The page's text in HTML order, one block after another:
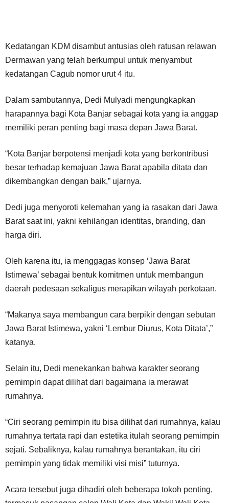
Kedatangan KDM disambut antusias oleh ratusan relawan
Dermawan yang telah berkumpul untuk menyambut
kedatangan Cagub nomor urut 4 itu.
Dalam sambutannya, Dedi Mulyadi mengungkapkan
harapannya bagi Kota Banjar sebagai kota yang ia anggap
memiliki peran penting bagi masa depan Jawa Barat.
“Kota Banjar berpotensi menjadi kota yang berkontribusi
besar terhadap kemajuan Jawa Barat apabila ditata dan
dikembangkan dengan baik,” ujarnya.
Dedi juga menyoroti kelemahan yang ia rasakan dari Jawa
Barat saat ini, yakni kehilangan identitas, branding, dan
harga diri.
Oleh karena itu, ia menggagas konsep ‘Jawa Barat
Istimewa’ sebagai bentuk komitmen untuk membangun
daerah pedesaan sekaligus merapikan wilayah perkotaan.
“Makanya saya membangun cara berpikir dengan sebutan
Jawa Barat Istimewa, yakni ‘Lembur Diurus, Kota Ditata’,”
katanya.
Selain itu, Dedi menekankan bahwa karakter seorang
pemimpin dapat dilihat dari bagaimana ia merawat
rumahnya.
“Ciri seorang pemimpin itu bisa dilihat dari rumahnya, kalau
rumahnya tertata rapi dan estetika itulah seorang pemimpin
sejati. Sebaliknya, kalau rumahnya berantakan, itu ciri
pemimpin yang tidak memiliki visi misi” tuturnya.
Acara tersebut juga dihadiri oleh beberapa tokoh penting,